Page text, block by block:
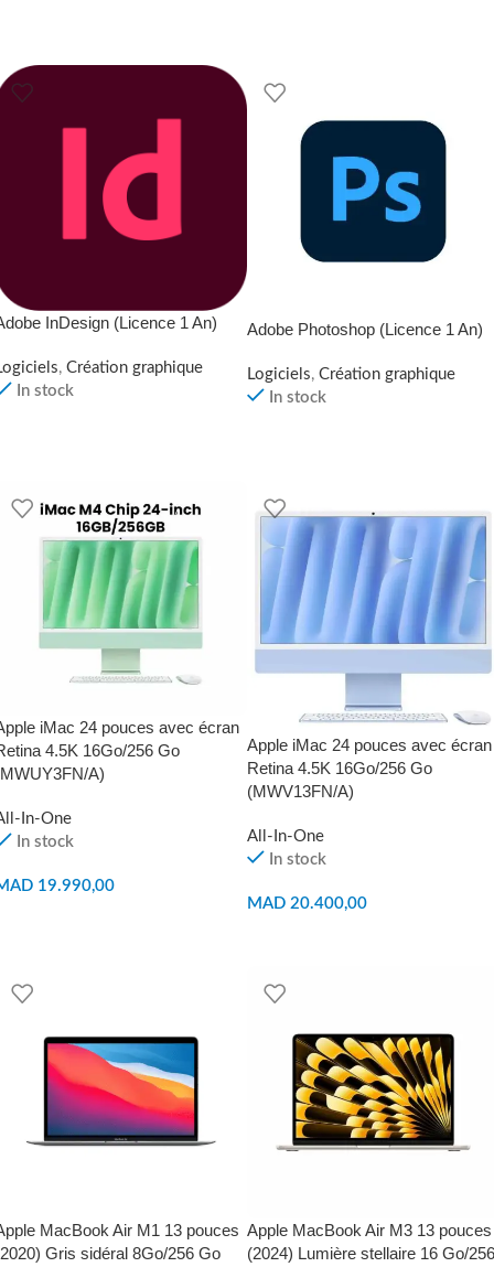
InDesign (Licence 1 An)
, Création graphique
In stock
Adobe Photoshop (Licence 1 An)
Logiciels, Création graphique
In stock
iMac 24 pouces avec écran
4.5K 16Go/256 Go
A)
In-One
In stock
19.990,00
Apple iMac 24 pouces avec écran
Retina 4.5K 16Go/256 Go
(MWV13FN/A)
All-In-One
In stock
MAD 20.400,00
MacBook Air M1 13 pouces
Gris sidéral 8Go/256 Go
Apple MacBook Air M3 13 pouces
(2024) Lumière stellaire 16 Go/256